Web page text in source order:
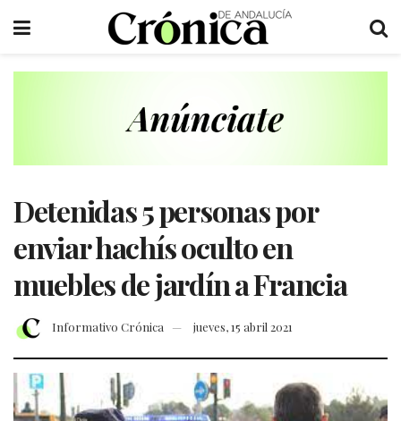
Detenidas 5 personas por
enviar hachís oculto en
muebles de jardín a Francia
Informativo Crónica jueves, 15 abril 2021